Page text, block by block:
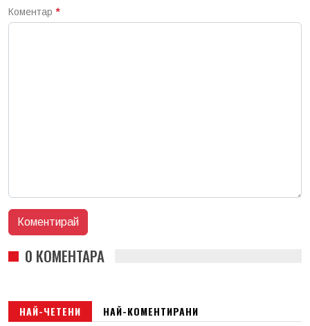
Коментар *
0 КОМЕНТАРА
НАЙ-ЧЕТЕНИ НАЙ-КОМЕНТИРАНИ